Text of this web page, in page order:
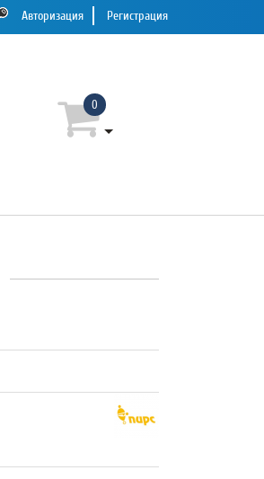
Авторизация Регистрация
0